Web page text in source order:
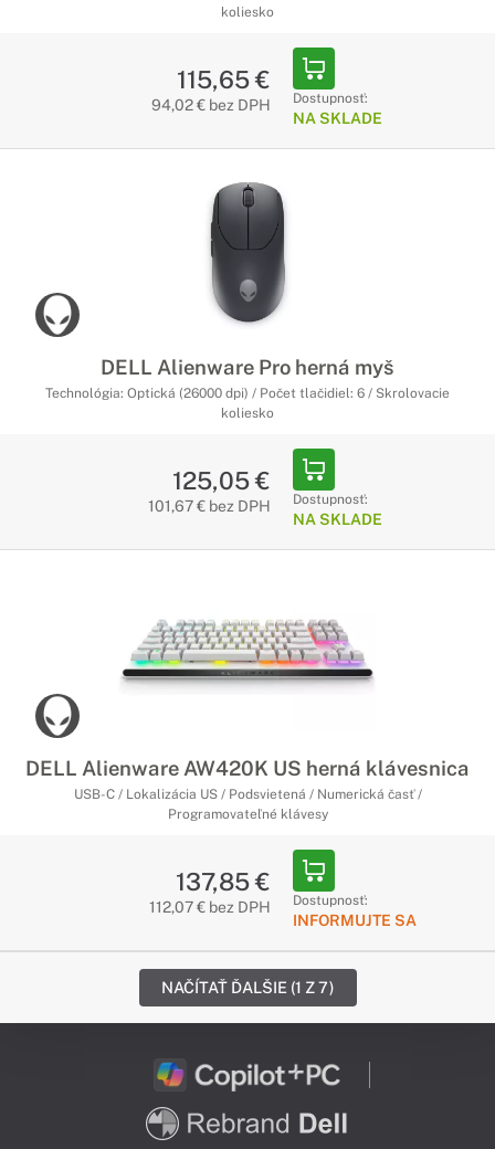
koliesko
115,65 €
94,02 € bez DPH Dostupnosť:
NA SKLADE
DELL Alienware Pro herná myš
Technológia: Optická (26000 dpi) / Počet tlačidiel: 6 / Skrolovacie
koliesko
125,05 €
101,67 € bez DPH Dostupnosť:
NA SKLADE
DELL Alienware AW420K US herná klávesnica
USB-C / Lokalizácia US / Podsvietená / Numerická časť /
Programovateľné klávesy
137,85 €
112,07 € bez DPH Dostupnosť:
INFORMUJTE SA
NAČÍTAŤ ĎALŠIE (1 Z 7)